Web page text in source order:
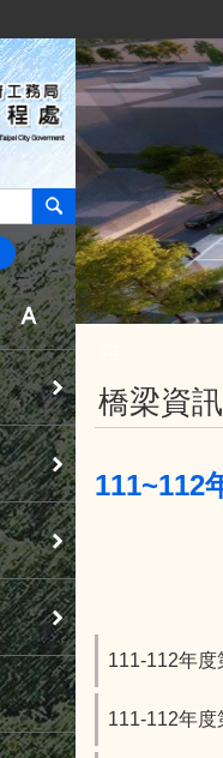
橋梁資訊
111~112
111-112年度
111-112年度